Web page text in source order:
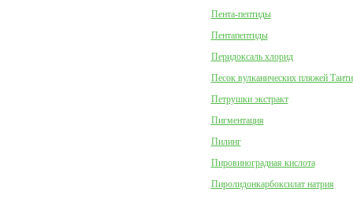
Пента-пептиды
Пентапептиды
Перидоксаль хлорид
Песок вулканических пляжей Таити
Петрушки экстракт
Пигментация
Пилинг
Пировиноградная кислота
Пиролидонкарбоксилат натрия